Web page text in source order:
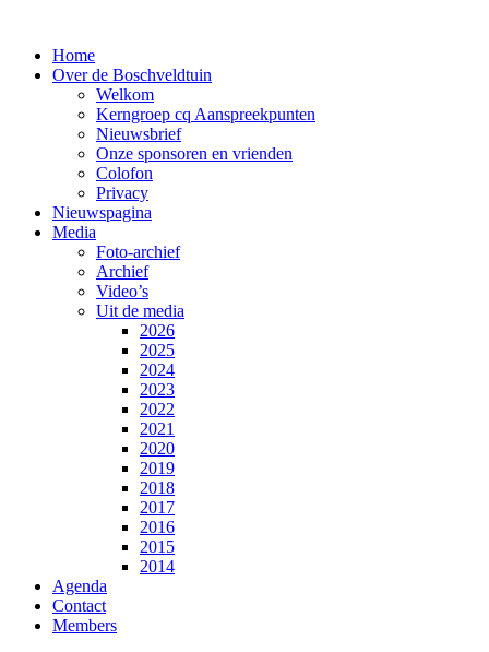
Home
Over de Boschveldtuin
Welkom
Kerngroep cq Aanspreekpunten
Nieuwsbrief
Onze sponsoren en vrienden
Colofon
Privacy
Nieuwspagina
Media
Foto-archief
Archief
Video’s
Uit de media
2026
2025
2024
2023
2022
2021
2020
2019
2018
2017
2016
2015
2014
Agenda
Contact
Members